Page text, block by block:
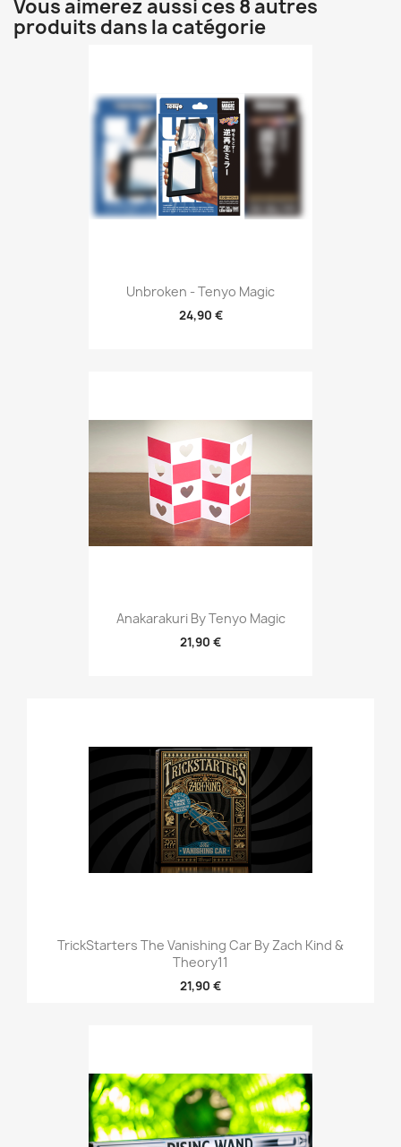
Vous aimerez aussi ces 8 autres
produits dans la catégorie
Unbroken - Tenyo Magic
24,90 €
Anakarakuri By Tenyo Magic
21,90 €
TrickStarters The Vanishing Car By Zach Kind &
Theory11
21,90 €